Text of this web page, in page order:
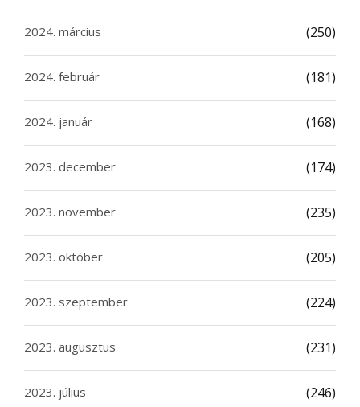
2024. március (250)
2024. február (181)
2024. január (168)
2023. december (174)
2023. november (235)
2023. október (205)
2023. szeptember (224)
2023. augusztus (231)
2023. július (246)